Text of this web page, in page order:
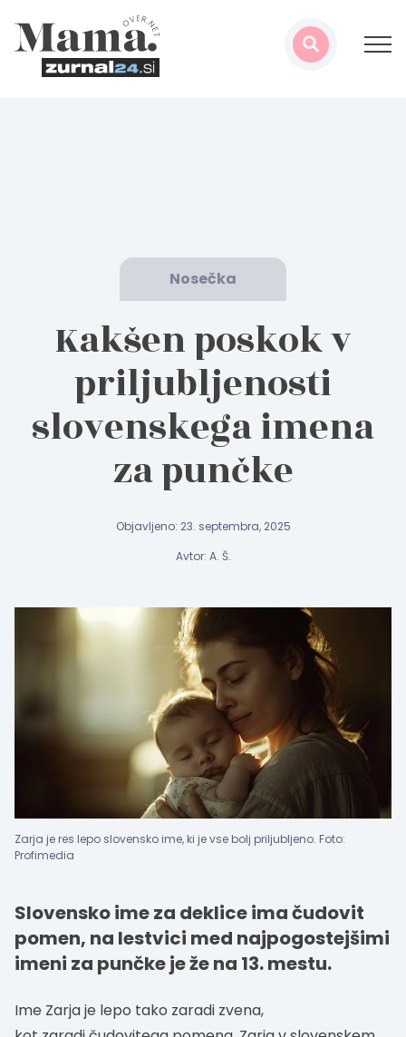
Nosečka
Kakšen poskok v
priljubljenosti
slovenskega imena
za punčke
Objavljeno: 23. septembra, 2025
Avtor: A. Š.
Zarja je res lepo slovensko ime, ki je vse bolj priljubljeno. Foto:
Profimedia
Slovensko ime za deklice ima čudovit
pomen, na lestvici med najpogostejšimi
imeni za punčke je že na 13. mestu.
Ime Zarja je lepo tako zaradi zvena,